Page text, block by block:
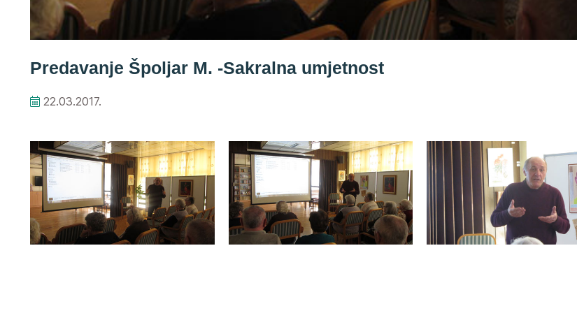
Predavanje Špoljar M. -Sakralna umjetnost
22.03.2017.